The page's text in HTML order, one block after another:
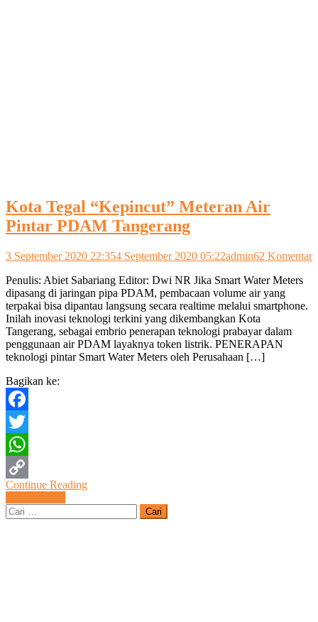
Kota Tegal “Kepincut” Meteran Air
Pintar PDAM Tangerang
3 September 2020 22:354 September 2020 05:22admin62 Komentar
Penulis: Abiet Sabariang Editor: Dwi NR Jika Smart Water Meters
dipasang di jaringan pipa PDAM, pembacaan volume air yang
terpakai bisa dipantau langsung secara realtime melalui smartphone.
Inilah inovasi teknologi terkini yang dikembangkan Kota
Tangerang, sebagai embrio penerapan teknologi prabayar dalam
penggunaan air PDAM layaknya token listrik. PENERAPAN
teknologi pintar Smart Water Meters oleh Perusahaan […]
Bagikan ke:
Facebook
Twitter
WhatsApp
Copy
Link
Continue Reading
Navigasi
pos
Cari
untuk: